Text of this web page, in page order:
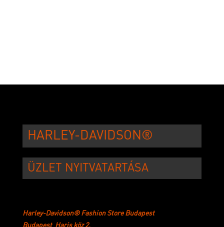
HARLEY-DAVIDSON®
ÜZLET NYITVATARTÁSA
Harley-Davidson® Fashion Store Budapest
Budapest Haris köz 2.